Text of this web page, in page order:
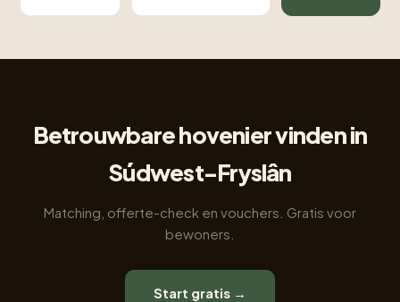
Betrouwbare hovenier vinden in
Súdwest-Fryslân
Matching, offerte-check en vouchers. Gratis voor
bewoners.
Start gratis →